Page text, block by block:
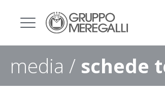
media / schede